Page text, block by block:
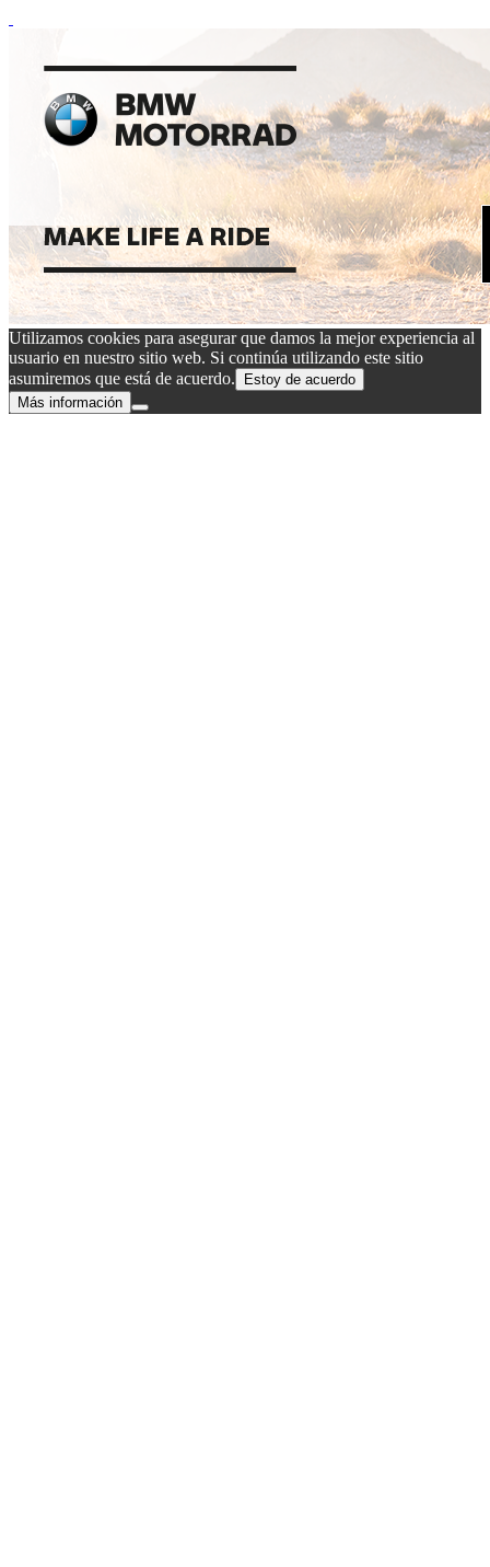
Utilizamos cookies para asegurar que damos la mejor experiencia al
usuario en nuestro sitio web. Si continúa utilizando este sitio
asumiremos que está de acuerdo.
Estoy de acuerdo
Más información